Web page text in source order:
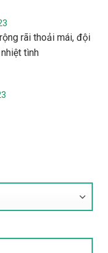
rãi thoải mái, đội
tình